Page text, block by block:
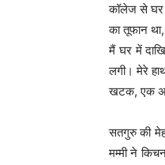
कॉलेज से घर
का तूफान
मैं घर में
लगी। मेरे
खटक, एक
सतगुरु की
मम्मी ने